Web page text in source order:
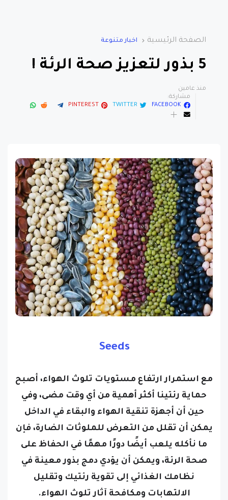
الصفحة الرئيسية اخبار متنوعة
5 بذور لتعزيز صحة الرئة !
منذ عامين
مشاركة:
FACEBOOK
TWITTER
PINTEREST
Seeds
مع استمرار ارتفاع مستويات تلوث الهواء، أصبح
حماية رئتينا أكثر أهمية من أي وقت مضى، وفي
حين أن أجهزة تنقية الهواء والبقاء في الداخل
يمكن أن تقلل من التعرض للملوثات الضارة، فإن
ما نأكله يلعب أيضًا دورًا مهمًا في الحفاظ على
صحة الرئة، ويمكن أن يؤدي دمج بذور معينة في
نظامك الغذائي إلى تقوية رئتيك وتقليل
الالتهابات ومكافحة آثار تلوث الهواء.